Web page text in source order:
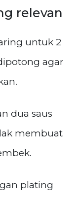
relevan
untuk 2
agar
dua saus
membuat
plating